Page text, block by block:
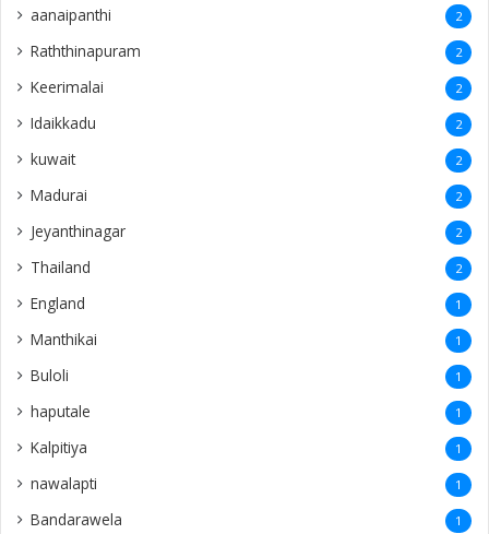
aanaipanthi 2
Raththinapuram 2
Keerimalai 2
Idaikkadu 2
kuwait 2
Madurai 2
Jeyanthinagar 2
Thailand 2
England 1
Manthikai 1
Buloli 1
haputale 1
Kalpitiya 1
nawalapti 1
Bandarawela 1